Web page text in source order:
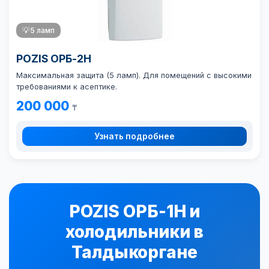
💡5 ламп
POZIS ОРБ-2Н
Максимальная защита (5 ламп). Для помещений с высокими
требованиями к асептике.
200 000 ₸
Узнать подробнее
POZIS ОРБ-1Н и
холодильники в
Талдыкоргане